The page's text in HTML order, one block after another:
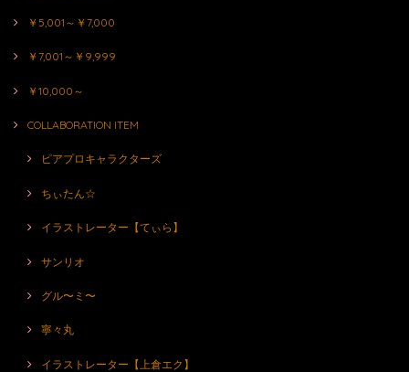
￥5,001～￥7,000
￥7,001～￥9,999
￥10,000～
COLLABORATION ITEM
ピアプロキャラクターズ
ちぃたん☆
イラストレーター【てぃら】
サンリオ
グル〜ミ〜
寧々丸
イラストレーター【上倉エク】